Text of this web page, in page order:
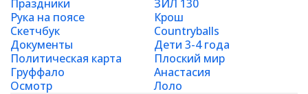
Праздники
ЗИЛ 130
Рука на поясе
Крош
Скетчбук
Countryballs
Документы
Дети 3-4 года
Политическая карта
Плоский мир
Груффало
Анастасия
Осмотр
Лоло